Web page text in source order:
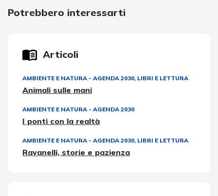
Potrebbero interessarti
Articoli
AMBIENTE E NATURA - AGENDA 2030, LIBRI E LETTURA
Animali sulle mani
AMBIENTE E NATURA - AGENDA 2030
I ponti con la realtà
AMBIENTE E NATURA - AGENDA 2030, LIBRI E LETTURA
Ravanelli, storie e pazienza